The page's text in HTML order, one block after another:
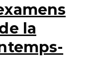
la